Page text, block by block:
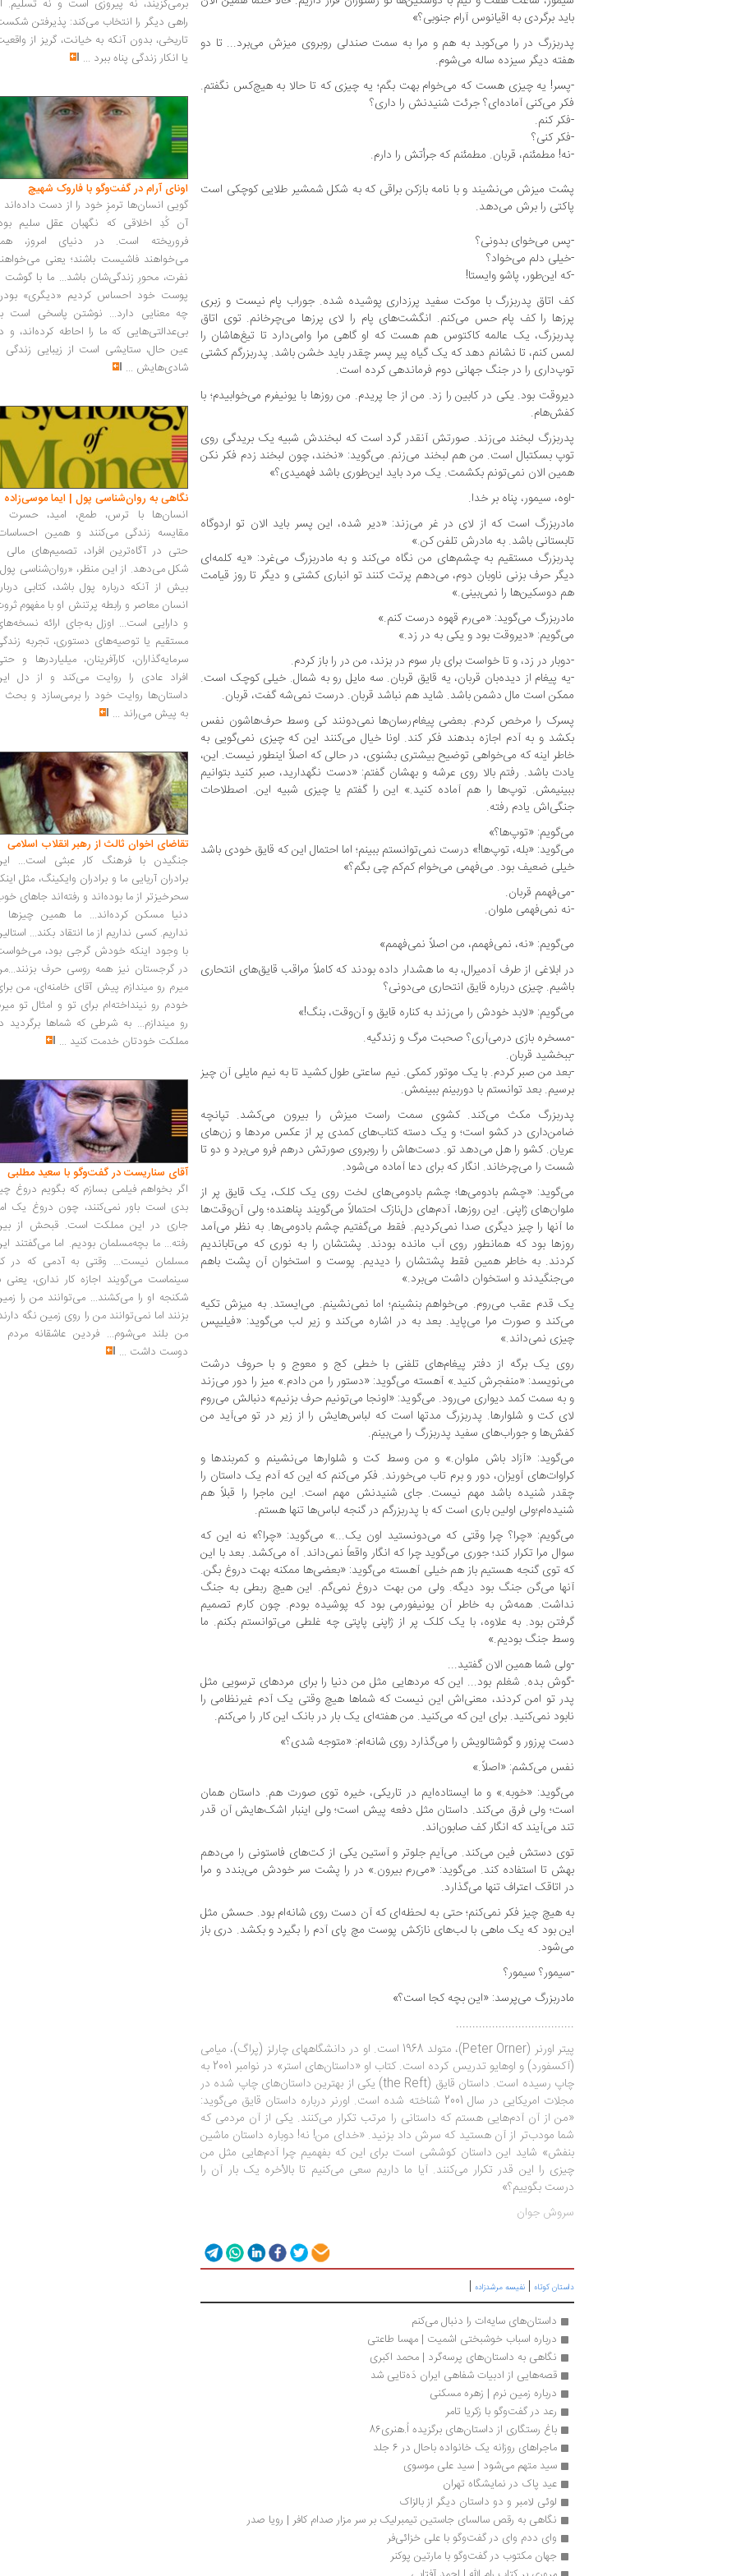
باید برگردی به اقیانوس آرام جنوبی؟»
پدربزرگ در را می‌کوبد به هم و مرا به سمت صندلی روبروی میزش می‌برد... تا دو
هفته دیگر سیزده ساله می‌شوم.
-پسر! یه چیزی هست که می‌خوام بهت بگم؛ یه چیزی که تا حالا به هیچ‌کس نگفتم.
فکر می‌کنی آماده‌ای؟ جرئت شنیدنش را داری؟
-فکر کنم.
-فکر کنی؟
-نه! مطمئنم، قربان. مطمئنم که جرأتش را دارم.
پشت میزش می‌نشیند و با نامه بازکن براقی که به شکل شمشیر طلایی کوچکی است
پاکتی را برش می‌دهد.
-پس می‌خوای بدونی؟
-خیلی دلم می‌خواد؟
-که این‌طور، پاشو وایستا!
کف اتاق پدربزرگ با موکت سفید پرزداری پوشیده شده. جوراب پام نیست و زبری
پرزها را کف پام حس می‌کنم. انگشت‌های پام را لای پرزها می‌چرخانم. توی اتاق
پدربزرگ، یک عالمه کاکتوس هم هست که او گاهی مرا وامی‌دارد تا تیغ‌هاشان را
لمس کنم، تا نشانم دهد که یک گیاه پیر پسر چقدر باید خشن باشد. پدربزرگم کشتی
توپ‌داری را در جنگ جهانی دوم فرماندهی کرده است.
دیروقت بود. یکی در کابین را زد. من از جا پریدم. من روزها با یونیفرم می‌خوابیدم؛ با
کفش‌هام.
پدربزرگ لبخند می‌زند. صورتش آنقدر گرد است که لبخندش شبیه یک بریدگی روی
توپ بسکتبال است. من هم لبخند می‌زنم. می‌گوید: «نخند، چون لبخند زدم فکر نکن
همین الان نمی‌تونم بکشمت. یک مرد باید این‌طوری باشد فهمیدی؟»
-اوه، سیمور، پناه بر خدا.
مادربزرگ است که از لای در غر می‌زند: «دیر شده، این پسر باید الان تو اردوگاه
تابستانی باشد. به مادرش تلفن کن.»
پدربزرگ مستقیم به چشم‌های من نگاه می‌کند و به مادربزرگ می‌غرد: «یه کلمه‌ای
دیگر حرف بزنی ناوبان دوم، می‌دهم پرتت کنند تو انباری کشتی و دیگر تا روز قیامت
هم دوسکین‌ها را نمی‌بینی.»
مادربزرگ می‌گوید: «می‌رم قهوه درست کنم.»
می‌گویم: «دیروقت بود و یکی به در زد.»
-دوبار در زد، و تا خواست برای بار سوم در بزند، من در را باز کردم.
-یه پیغام از دیده‌بان قربان، یه قایق قربان. سه مایل رو به شمال. خیلی کوچک است.
ممکن است مال دشمن باشد. شاید هم نباشد قربان. درست نمی‌شه گفت، قربان.
پسرک را مرخص کردم. بعضی پیغام‌رسان‌ها نمی‌دونند کی وسط حرف‌هاشون نفس
بکشد و به آدم اجازه بدهند فکر کند. اونا خیال می‌کنند این که چیزی نمی‌گویی به
خاطر اینه که می‌خواهی توضیح بیشتری بشنوی، در حالی که اصلاً اینطور نیست. این،
یادت باشد. رفتم بالا روی عرشه و بهشان گفتم: «دست نگهدارید، صبر کنید بتوانیم
ببینیمش. توپ‌ها را هم آماده کنید.» این را گفتم یا چیزی شبیه این. اصطلاحات
جنگی‌اش یادم رفته.
می‌گویم: «توپ‌ها؟»
می‌گوید: «بله، توپ‌ها!» درست نمی‌توانستم ببینم؛ اما احتمال این که قایق خودی باشد
خیلی ضعیف بود. می‌فهمی می‌خوام کم‌کم چی بگم؟»
-می‌فهمم قربان.
-نه نمی‌فهمی ملوان.
می‌گویم: «نه، نمی‌فهمم، من اصلاً نمی‌فهمم»
در ابلاغی از طرف آدمیرال، به ما هشدار داده بودند که کاملاً مراقب قایق‌های انتحاری
باشیم. چیزی درباره قایق انتحاری می‌دونی؟
می‌گویم: «لابد خودش را می‌زند به کناره قایق و آن‌وقت، بنگ!»
-مسخره بازی درمی‌آری؟ صحبت مرگ و زندگیه.
-ببخشید قربان.
-بعد من صبر کردم. با یک موتور کمکی. نیم ساعتی طول کشید تا به نیم مایلی آن چیز
برسیم. بعد توانستم با دوربینم ببینمش.
پدربزرگ مکث می‌کند. کشوی سمت راست میزش را بیرون می‌کشد. تپانچه
ضامن‌داری در کشو است؛ و یک دسته کتاب‌های کمدی پر از عکس مردها و زن‌های
عریان. کشو را هل می‌دهد تو. دست‌هاش را روبروی صورتش درهم فرو می‌برد و دو تا
شست را می‌چرخاند. انگار که برای دعا آماده می‌شود.
می‌گوید: «چشم بادومی‌ها؛ چشم‌ بادومی‌های لخت روی یک کلک، یک قایق پر از
ملوان‌های ژاپنی. این روزها، آدم‌های دل‌نازک احتمالاً می‌گویند پناهنده؛ ولی آن‌وقت‌ها
ما آنها را چیز دیگری صدا نمی‌کردیم. فقط می‌گفتیم چشم بادومی‌ها. به نظر می‌آمد
روزها بود که همانطور روی آب مانده بودند. پشتشان را به نوری که می‌تاباندیم
کردند. به خاطر همین فقط پشتشان را دیدیم. پوست و استخوان آن پشت باهم
می‌جنگیدند و استخوان داشت می‌برد.»
یک قدم عقب می‌روم. می‌خواهم بنشینم؛ اما نمی‌نشینم. می‌ایستد. به میزش تکیه
می‌کند و صورت مرا می‌پاید. بعد به در اشاره می‌کند و زیر لب می‌گوید: «فیلیپس
چیزی نمی‌داند.»
روی یک برگه از دفتر پیغام‌های تلفنی با خطی کج و معوج و با حروف درشت
می‌نویسد: «منفجرش کنید.» آهسته می‌گوید: «دستور را من دادم.» میز را دور می‌زند
و به سمت کمد دیواری می‌رود. می‌گوید: «اونجا می‌تونیم حرف بزنیم» دنبالش می‌روم
لای کت و شلوارها. پدربزرگ مدتها است که لباس‌هایش را از زیر در تو می‌آید من
کفش‌ها و جوراب‌های سفید پدربزرگ را می‌بینم.
می‌گوید: «آزاد باش ملوان.» و من وسط کت و شلوارها می‌نشینم و کمربندها و
کراوات‌های آویزان، دور و برم تاب می‌خورند. فکر می‌کنم که این که آدم یک داستان را
چقدر شنیده باشد مهم نیست. جای شنیدنش مهم است. این ماجرا را قبلاً هم
شنیده‌ام؛ولی اولین باری است که با پدربزرگم در گنجه لباس‌ها تنها هستم.
می‌گویم: «چرا؟ چرا وقتی که می‌دونستید اون یک...» می‌گوید: «چرا؟» نه این که
سوال مرا تکرار کند؛ جوری می‌گوید چرا که انگار واقعاً نمی‌داند. آه می‌کشد. بعد با این
که توی گنجه هستیم باز هم خیلی آهسته می‌گوید: «بعضی‌ها ممکنه بهت دروغ بگن.
آنها می‌گن جنگ بود دیگه. ولی من بهت دروغ نمی‌گم. این هیچ ربطی به جنگ
نداشت. همه‌ش به خاطر آن یونیفورمی بود که پوشیده بودم. چون کارم تصمیم
گرفتن بود. به علاوه، با یک کلک پر از ژاپنی پاپتی چه غلطی می‌توانستم بکنم. ما
وسط جنگ بودیم.»
-ولی شما همین الان گفتید...
-گوش بده. شغلم بود... این که مردهایی مثل من دنیا را برای مردهای ترسویی مثل
پدر تو امن کردند، معنی‌اش این نیست که شماها هیچ وقتی یک آدم غیرنظامی را
نابود نمی‌کنید. برای این که می‌کنید. من هفته‌ای یک بار در بانک این کار را می‌کنم.
دست پرزور و گوشتالویش را می‌گذارد روی شانه‌ام: «متوجه شدی؟»
نفس می‌کشم: «اصلاً.»
می‌گوید: «خوبه.» و ما ایستاد‌ه‌ایم در تاریکی، خیره توی صورت هم. داستان همان
است؛ ولی فرق می‌کند. داستان مثل دفعه پیش است؛ ولی اینبار اشک‌هایش آن قدر
تند می‌آیند که انگار کف صابون‌اند.
توی دستش فین می‌کند. می‌آیم جلوتر و آستین یکی از کت‌های فاستونی را می‌دهم
بهش تا استفاده کند. می‌گوید: «می‌رم بیرون.» در را پشت سر خودش می‌بندد و مرا
در اتاقک اعتراف تنها می‌گذارد.
به هیچ چیز فکر نمی‌کنم؛ حتی به لحظه‌ای که آن دست روی شانه‌ام بود. حسش مثل
این بود که یک ماهی با لب‌های نازکش پوست مچ پای آدم را بگیرد و بکشد. دری باز
می‌شود.
-سیمور؟ سیمور؟
مادربزرگ می‌پرسد: «این بچه کجا است؟»
....................................
پیتر اورنر (Peter Orner)، متولد 1968 است. او در دانشگاههای چارلز (پراگ)، میامی
(آکسفورد) و اوهایو تدریس کرده است. کتاب او «داستان‌های استر» در نوامبر 2001 به
چاپ رسیده است. داستان قایق (the Reft) یکی از بهترین داستان‌های چاپ شده در
مجلات امریکایی در سال 2001 شناخته شده است. اورنر درباره داستان قایق می‌گوید:
«من از آن آدم‌هایی هستم که داستانی را مرتب تکرار می‌کنند. یکی از آن مردمی که
شما مودب‌تر از آن هستید که سرش داد بزنید. «خدای من! نه! دوباره داستان ماشین
بنفش» شاید این داستان کوششی است برای این که بفهمیم چرا آدم‌هایی مثل من
چیزی را این قدر تکرار می‌کنند. آیا ما داریم سعی می‌کنیم تا بالأخره یک بار آن را
درست بگوییم؟»
سروش جوان
داستان کوتاه | نفیسه مرشدزاده |
داستان‌های سایه‌ات را دنبال می‌کنم
درباره اسباب خوشبختی اشمیت | مهسا طاعتی
نگاهی به داستان‌های پرسه‌گرد | محمد اکبری
قصه‌هایی از ادبیات شفاهی ایران دَه‌تایی شد
درباره زمین نرم | زهره مسکنی
رعد در گفت‌وگو با زکریا تامر
باغ رستگاری از داستان‌های برگزیده اُ.هنری86
ماجراهای روزانه یک خانواده باحال در 6 جلد
سید متهم می‌شود | سید علی موسوی
عید پاک در نمایشگاه تهران
لوئی لامبر و دو داستان دیگر از بالزاک
نگاهی به رقص سالسای جاستین تیمبرلیک بر سر مزار صدام کافر | رویا صدر
وای ددم وای در گفت‌وگو با علی خزائی‌فر
جهان مکتوب در گفت‌وگو با مارتین پوکنر
برمی‌گزیند، نه پیروزی است و نه تسلیم.
راهی دیگر را انتخاب می‌کند: پذیرفتن
تاریخی، بدون آنکه به خیانت، گریز از
یا انکار زندگی پناه ببرد ...
اونای آرام در گفت‌وگو با فاروک شهیچ‭
گویی انسان‌ها ترمزِ خود را از دست داده‌اند
آن کُدِ اخلاقی که نگهبان عقل سلیم
فروریخته است. در دنیای امروز،
می‌خواهند فاشیست باشند؛ یعنی
نفرت، محورِ زندگی‌شان باشد... ما با گوشت
پوست خود احساس کردیم «دیگری»
چه معنایی دارد... نوشتن پاسخی است
بی‌عدالتی‌هایی که ما را احاطه کرده‌اند، و
عین حال، ستایشی است از زیبایی زندگی
شادی‌هایش ...
نگاهی به روان‌شناسی پول | ایما موسی‌زاده
انسان‌ها با ترس، طمع، امید، حسرت
مقایسه زندگی می‌کنند و همین
حتی در آگاه‌ترین افراد، تصمیم‌های مالی
شکل می‌دهد. از این منظر، «روان‌شناسی
بیش از آنکه درباره پول باشد، کتابی
انسان معاصر و رابطه پرتنش او با مفهوم
و دارایی است... اوزل به‌جای ارائه
مستقیم یا توصیه‌های دستوری، تجربه
سرمایه‌گذاران، کارآفرینان، میلیاردرها و
افراد عادی را روایت می‌کند و از دل
داستان‌ها روایت خود را برمی‌سازد و بحث
به پیش می‌راند ...
تقاضای اخوان ثالث از رهبر انقلاب اسلامی
جنگیدن با فرهنگ کار عبثی است...
برادران آریایی ما و برادران وایکینگ، مثل
سحرخیزتر از ما بوده‌اند و رفته‌اند جاهای
دنیا مسکن کرده‌اند... ما همین چیزها
نداریم. کسی نداریم از ما انتقاد بکند...
با وجود اینکه خودش گرجی بود،
در گرجستان نیز همه روسی حرف
میرم رو میندازم پیش آقای خامنه‌ای، من
خودم رو نینداخته‌ام برای تو و امثال تو
رو میندازم... به شرطی که شماها برگردید
مملکت خودتان خدمت کنید ...
آقای سناریست در گفت‌وگو با سعید مطلبی
اگر بخواهم فیلمی بسازم که بگویم دروغ
بدی است باور نمی‌کنند، چون دروغ یک
جاری در این مملکت است. قبحش از
رفته... ما بچه‌مسلمان بودیم. اما می‌گفتند
مسلمان نیست... وقتی به آدمی که در
سینماست می‌گویند اجازه کار نداری، یعنی
شکنجه او را می‌کشند... می‌توانند من را
بزنند اما نمی‌توانند من را روی زمین نگه
من بلند می‌شوم... فردین عاشقانه مردم
دوست داشت ...